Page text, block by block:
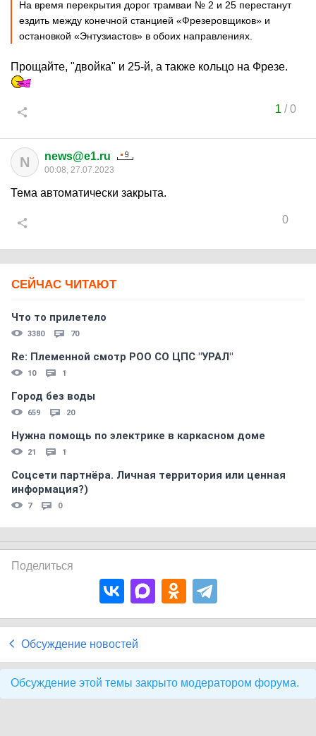
На время перекрытия дорог трамваи № 2 и 25 перестанут
ездить между конечной станцией «Фрезеровщиков» и
остановкой «Энтузиастов» в обоих направлениях.
Прощайте, "двойка" и 25-й, а также кольцо на Фрезе.
1 /0
N news@e1.ru
00:08, 27.07.2023
Тема автоматически закрыта.
0
СЕЙЧАС ЧИТАЮТ
Что то прилетело
3380 70
Re: Племеннoй смoтр РOO CO ЦПС "УРАЛ"
10 1
Город без воды
659 20
Нужна помощь по электрике в каркасном доме
21 1
Соцсети партнёра. Личная территория или ценная
информация?)
7 0
Поделиться
Обсуждение новостей
Обсуждение этой темы закрыто модератором форума.